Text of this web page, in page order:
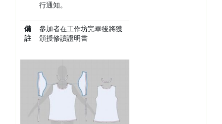
行通知。
備
註
參加者在工作坊完畢後將獲
頒授修讀證明書